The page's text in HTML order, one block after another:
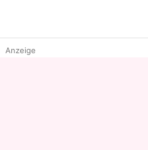
Anzeige